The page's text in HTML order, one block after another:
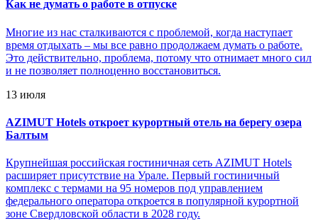
Как не думать о работе в отпуске
Многие из нас сталкиваются с проблемой, когда наступает
время отдыхать – мы все равно продолжаем думать о работе.
Это действительно, проблема, потому что отнимает много сил
и не позволяет полноценно восстановиться.
13 июля
AZIMUT Hotels откроет курортный отель на берегу озера
Балтым
Крупнейшая российская гостиничная сеть AZIMUT Hotels
расширяет присутствие на Урале. Первый гостиничный
комплекс с термами на 95 номеров под управлением
федерального оператора откроется в популярной курортной
зоне Свердловской области в 2028 году.